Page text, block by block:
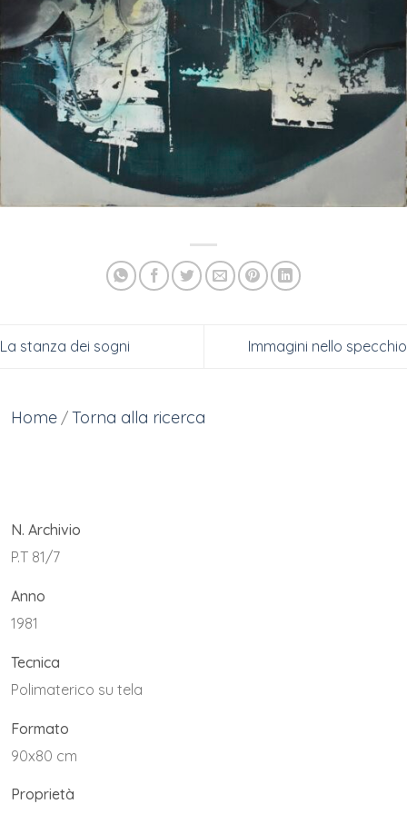
La stanza dei sogni Immagini nello specchio
Home / Torna alla ricerca
N. Archivio
P.T 81/7
Anno
1981
Tecnica
Polimaterico su tela
Formato
90x80 cm
Proprietà